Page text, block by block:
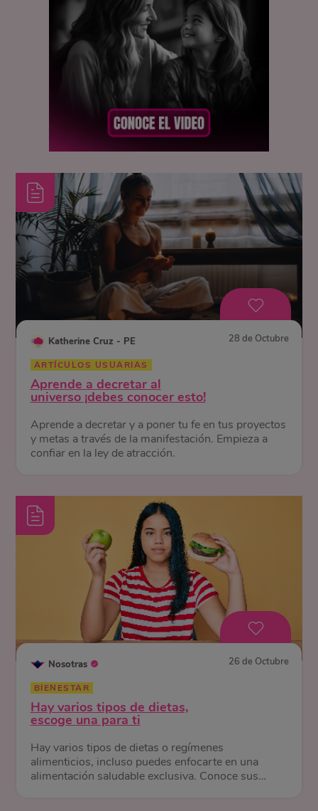
Katherine Cruz - PE 28 de Octubre
ARTÍCULOS USUARIAS
Aprende a decretar al
universo ¡debes conocer esto!
Aprende a decretar y a poner tu fe en tus proyectos
y metas a través de la manifestación. Empieza a
confiar en la ley de atracción.
Nosotras 26 de Octubre
BIENESTAR
Hay varios tipos de dietas,
escoge una para ti
Hay varios tipos de dietas o regímenes
alimenticios, incluso puedes enfocarte en una
alimentación saludable exclusiva. Conoce sus